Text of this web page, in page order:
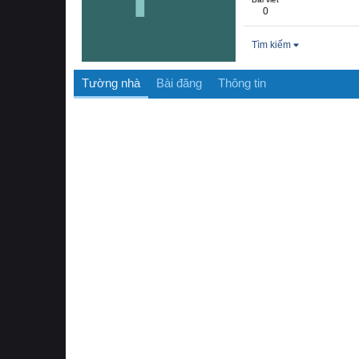
0
Tìm kiếm
Tường nhà Bài đăng Thông tin